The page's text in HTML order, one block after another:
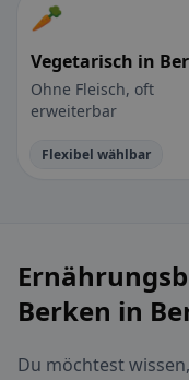
🥕
Vegetarisch in
Ohne Fleisch, oft
erweiterbar
Flexibel wählbar
Berken in
Du möchtest